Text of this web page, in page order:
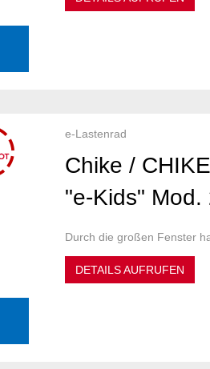
e-Lastenrad
Chike /
"e-Kids" Mod.
Durch die großen Fenster
DETAILS AUFRUFEN